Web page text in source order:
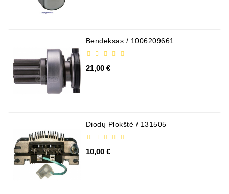
Bendeksas / 1006209661
21,00 €
Diodų Plokštė / 131505
10,00 €